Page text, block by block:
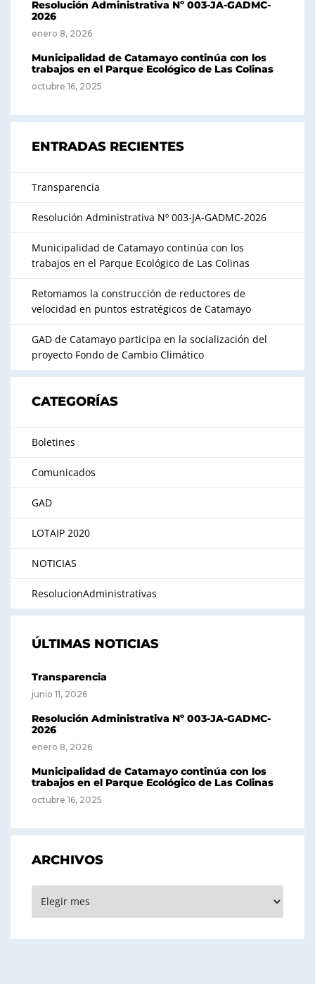
Resolución Administrativa Nº 003-JA-GADMC-
2026
enero 8, 2026
Municipalidad de Catamayo continúa con los
trabajos en el Parque Ecológico de Las Colinas
octubre 16, 2025
ENTRADAS RECIENTES
Transparencia
Resolución Administrativa Nº 003-JA-GADMC-2026
Municipalidad de Catamayo continúa con los
trabajos en el Parque Ecológico de Las Colinas
Retomamos la construcción de reductores de
velocidad en puntos estratégicos de Catamayo
GAD de Catamayo participa en la socialización del
proyecto Fondo de Cambio Climático
CATEGORÍAS
Boletines
Comunicados
GAD
LOTAIP 2020
NOTICIAS
ResolucionAdministrativas
ÚLTIMAS NOTICIAS
Transparencia
junio 11, 2026
Resolución Administrativa Nº 003-JA-GADMC-
2026
enero 8, 2026
Municipalidad de Catamayo continúa con los
trabajos en el Parque Ecológico de Las Colinas
octubre 16, 2025
ARCHIVOS